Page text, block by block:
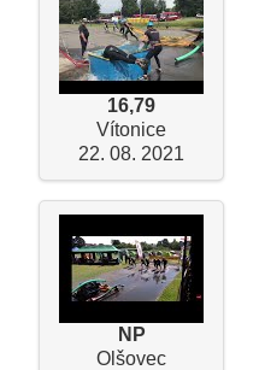
16,79
Vítonice
22. 08. 2021
NP
Olšovec